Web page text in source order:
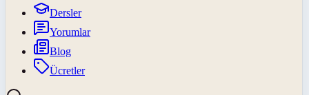
Dersler
Yorumlar
Blog
Ücretler